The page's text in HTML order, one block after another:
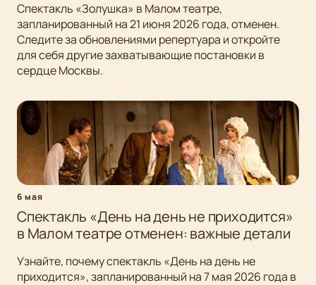
Спектакль «Золушка» в Малом театре,
запланированный на 21 июня 2026 года, отменен.
Следите за обновлениями репертуара и откройте
для себя другие захватывающие постановки в
сердце Москвы.
6 мая
Спектакль «День на день не приходится»
в Малом театре отменен: важные детали
Узнайте, почему спектакль «День на день не
приходится», запланированный на 7 мая 2026 года в